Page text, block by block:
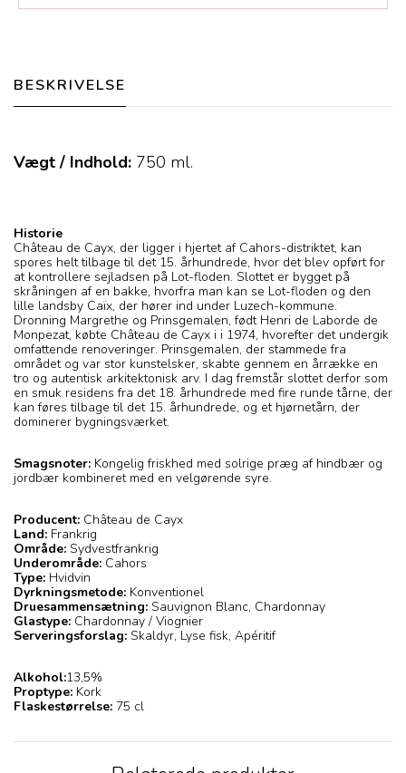
BESKRIVELSE
Vægt / Indhold: 750 ml.
Historie
Château de Cayx, der ligger i hjertet af Cahors-distriktet, kan
spores helt tilbage til det 15. århundrede, hvor det blev opført for
at kontrollere sejladsen på Lot-floden. Slottet er bygget på
skråningen af en bakke, hvorfra man kan se Lot-floden og den
lille landsby Caïx, der hører ind under Luzech-kommune.
Dronning Margrethe og Prinsgemalen, født Henri de Laborde de
Monpezat, købte Château de Cayx i i 1974, hvorefter det undergik
omfattende renoveringer. Prinsgemalen, der stammede fra
området og var stor kunstelsker, skabte gennem en årrække en
tro og autentisk arkitektonisk arv. I dag fremstår slottet derfor som
en smuk residens fra det 18. århundrede med fire runde tårne, der
kan føres tilbage til det 15. århundrede, og et hjørnetårn, der
dominerer bygningsværket.
Smagsnoter: Kongelig friskhed med solrige præg af hindbær og
jordbær kombineret med en velgørende syre.
Producent: Château de Cayx
Land: Frankrig
Område: Sydvestfrankrig
Underområde: Cahors
Type: Hvidvin
Dyrkningsmetode: Konventionel
Druesammensætning: Sauvignon Blanc, Chardonnay
Glastype: Chardonnay / Viognier
Serveringsforslag: Skaldyr, Lyse fisk, Apéritif
Alkohol:13,5%
Proptype: Kork
Flaskestørrelse: 75 cl